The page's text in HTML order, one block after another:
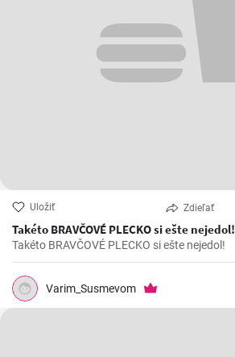
Uložiť Zdieľať
Takéto BRAVČOVÉ PLECKO si ešte nejedol!
Takéto BRAVČOVÉ PLECKO si ešte nejedol!
Varim_Susmevom